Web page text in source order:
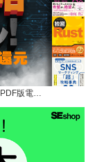
PDF版電…